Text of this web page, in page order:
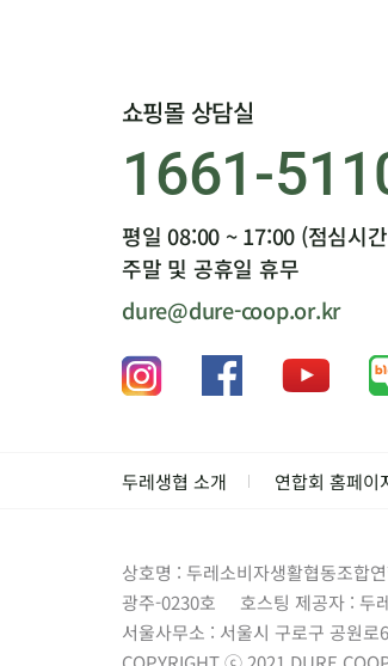
쇼핑몰 상담실
1661-
평일 08:00 ~ 17:00 (점심시
주말 및 공휴일 휴무
dure@dure-coop.or.kr
두레생협 소개 연합회 홈페이
상호명 : 두레소비자생활협동조합
광주-0230호
호스팅 제공자 : 두
서울사무소 : 서울시 구로구 공원로